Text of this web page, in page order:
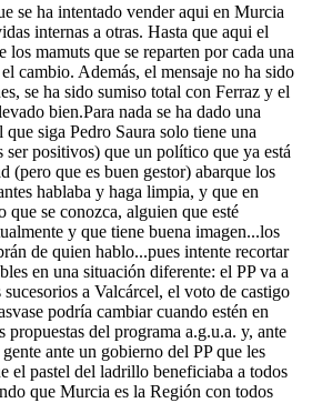
se ha intentado vender aqui en Murcia
internas a otras. Hasta que aqui el
mamuts que se reparten por cada una
cambio. Además, el mensaje no ha sido
se ha sido sumiso total con Ferraz y el
bien.Para nada se ha dado una
siga Pedro Saura solo tiene una
positivos) que un político que ya está
(pero que es buen gestor) abarque los
hablaba y haga limpia, y que en
que se conozca, alguien que esté
y que tiene buena imagen...los
de quien hablo...pues intente recortar
en una situación diferente: el PP va a
a Valcárcel, el voto de castigo
podría cambiar cuando estén en
del programa a.g.u.a. y, ante
ante un gobierno del PP que les
el pastel del ladrillo beneficiaba a todos
que Murcia es la Región con todos